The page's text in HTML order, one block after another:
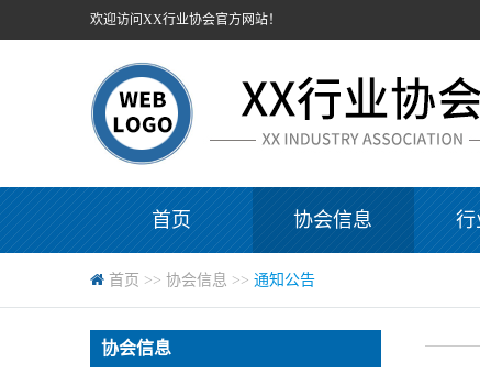
欢迎访问XX行业协会官方网站！
首页 协会信息 行
首页 >> 协会信息 >> 通知公告
协会信息